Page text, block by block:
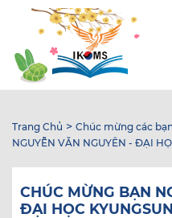
dung
Trang Chủ > Chúc mừng các
NGUYỄN VĂN NGUYÊN - ĐẠI
CHÚC MỪNG BẠN
ĐẠI HỌC